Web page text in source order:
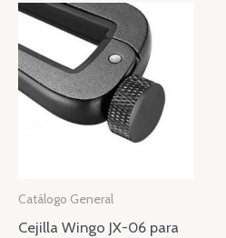
Catálogo General
Cejilla Wingo JX-06 para